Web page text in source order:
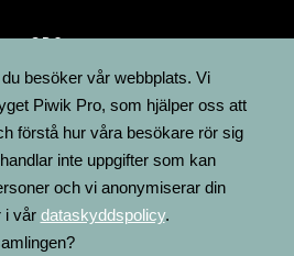
GRO
FINLAND
besöker vår webbplats. Vi
Piwik Pro, som hjälper oss att
förstå hur våra besökare rör sig
inte uppgifter som kan
och vi anonymiserar din
i vår dataskyddspolicy.